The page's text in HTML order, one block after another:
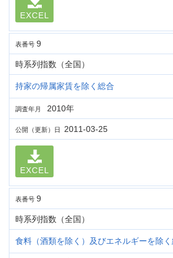
EXCEL
表番号 9
時系列指数（全国）
持家の帰属家賃を除く総合
調査年月 2010年
公開（更新）日 2011-03-25
EXCEL
表番号 9
時系列指数（全国）
食料（酒類を除く）及びエネルギーを除く